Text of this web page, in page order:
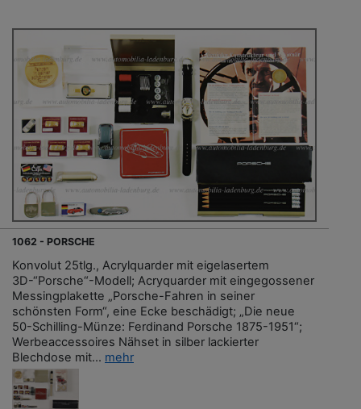
1062 - PORSCHE
Konvolut 25tlg., Acrylquarder mit eigelasertem
3D-“Porsche“-Modell; Acryquarder mit eingegossener
Messingplakette „Porsche-Fahren in seiner
schönsten Form“, eine Ecke beschädigt; „Die neue
50-Schilling-Münze: Ferdinand Porsche 1875-1951“;
Werbeaccessoires Nähset in silber lackierter
Blechdose mit... mehr